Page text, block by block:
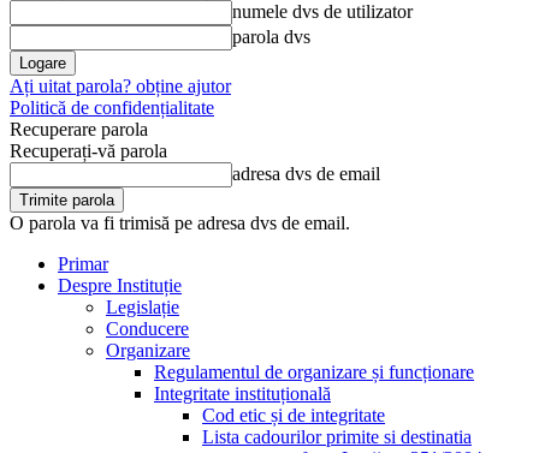
numele dvs de utilizator
parola dvs
Ați uitat parola? obține ajutor
Politică de confidențialitate
Recuperare parola
Recuperați-vă parola
adresa dvs de email
O parola va fi trimisă pe adresa dvs de email.
Primar
Despre Instituție
Legislație
Conducere
Organizare
Regulamentul de organizare și funcționare
Integritate instituțională
Cod etic și de integritate
Lista cadourilor primite si destinatia